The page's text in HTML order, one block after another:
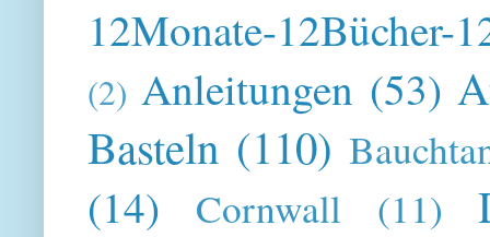
12Monate-12Bücher-
(2) Anleitungen (53)
Basteln (110)
(14) Cornwall (11)